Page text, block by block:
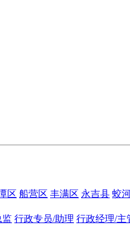
区 船营区 丰满区 永吉县 蛟
监 行政专员/助理 行政经理/主